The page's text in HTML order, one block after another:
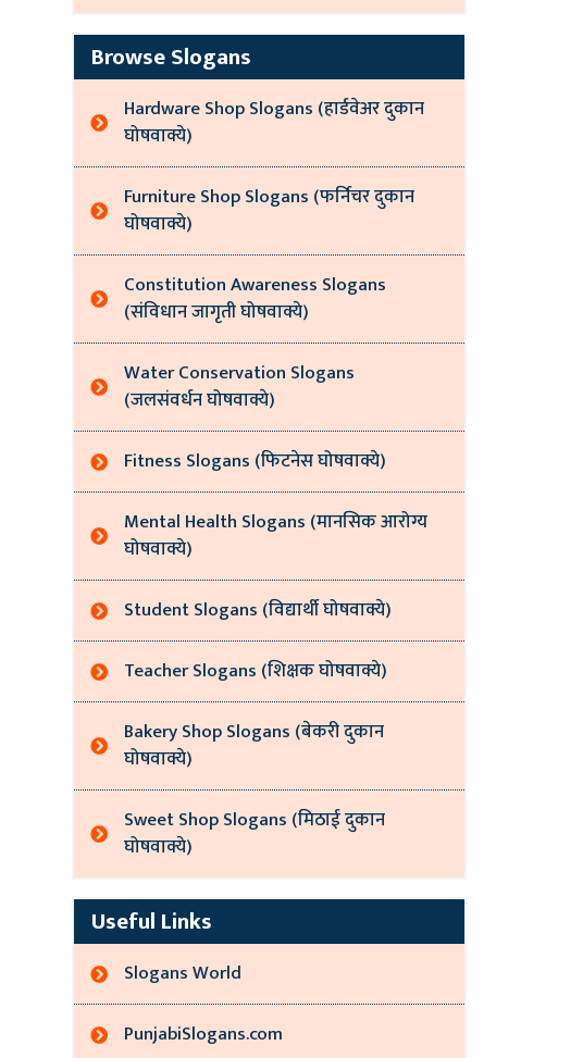
Browse Slogans
Hardware Shop Slogans (हार्डवेअर दुकान
घोषवाक्ये)
Furniture Shop Slogans (फर्निचर दुकान
घोषवाक्ये)
Constitution Awareness Slogans
(संविधान जागृती घोषवाक्ये)
Water Conservation Slogans
(जलसंवर्धन घोषवाक्ये)
Fitness Slogans (फिटनेस घोषवाक्ये)
Mental Health Slogans (मानसिक आरोग्य
घोषवाक्ये)
Student Slogans (विद्यार्थी घोषवाक्ये)
Teacher Slogans (शिक्षक घोषवाक्ये)
Bakery Shop Slogans (बेकरी दुकान
घोषवाक्ये)
Sweet Shop Slogans (मिठाई दुकान
घोषवाक्ये)
Useful Links
Slogans World
PunjabiSlogans.com